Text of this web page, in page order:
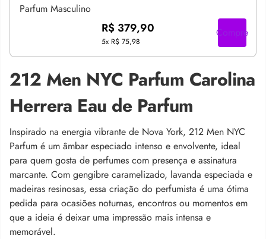
R$ 379,90
5x R$ 75,98
Compre
212 Men NYC Parfum Carolina
Herrera Eau de Parfum
Inspirado na energia vibrante de Nova York, 212 Men NYC
Parfum é um âmbar especiado intenso e envolvente, ideal
para quem gosta de perfumes com presença e assinatura
marcante. Com gengibre caramelizado, lavanda especiada e
madeiras resinosas, essa criação do perfumista é uma ótima
pedida para ocasiões noturnas, encontros ou momentos em
que a ideia é deixar uma impressão mais intensa e
memorável.